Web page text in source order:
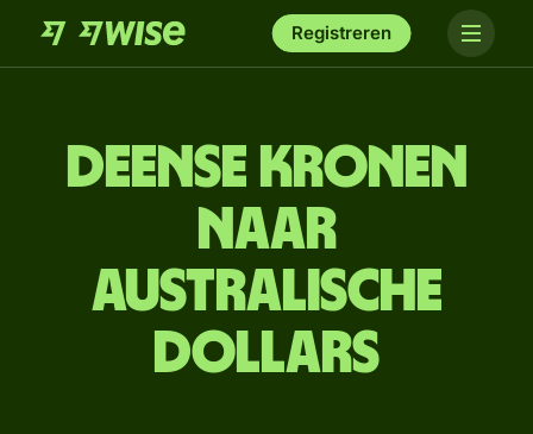
Registreren
Deense kronen
naar
Australische
dollars